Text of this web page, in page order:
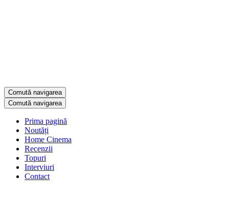
Comută navigarea
Comută navigarea
Prima pagină
Noutăți
Home Cinema
Recenzii
Topuri
Interviuri
Contact